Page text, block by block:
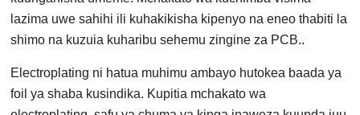
lazima uwe sahihi ili kuhakikisha kipenyo na eneo thabiti la
shimo na kuzuia kuharibu sehemu zingine za PCB..
Electroplating ni hatua muhimu ambayo hutokea baada ya
foil ya shaba kusindika. Kupitia mchakato wa